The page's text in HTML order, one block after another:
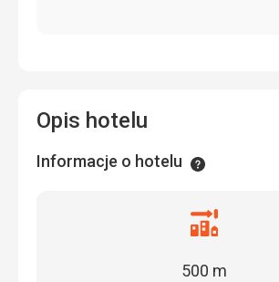
Opis hotelu
Informacje o hotelu Informacje
Odległość
centrum
500 m